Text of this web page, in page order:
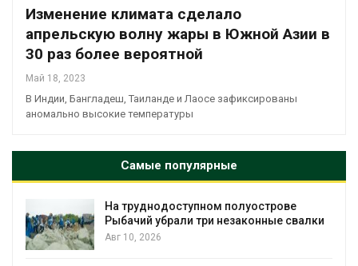
Изменение климата сделало
апрельскую волну жары в Южной Азии в
30 раз более вероятной
Май 18, 2023
В Индии, Бангладеш, Таиланде и Лаосе зафиксированы
аномально высокие температуры
Самые популярные
На труднодоступном полуострове
Рыбачий убрали три незаконные свалки
Авг 10, 2026